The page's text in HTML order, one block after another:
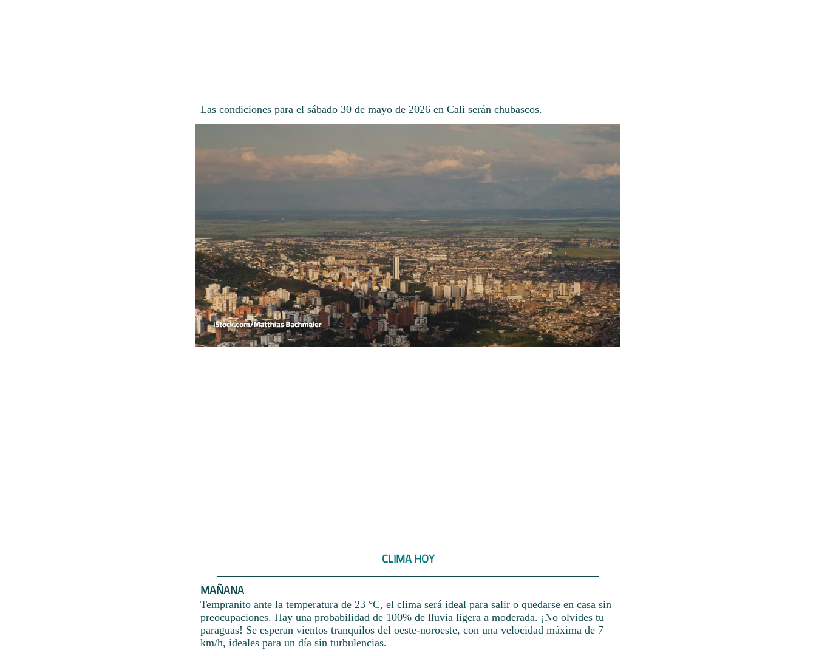
Las condiciones para el sábado 30 de mayo de 2026 en Cali serán chubascos.
CLIMA HOY
MAÑANA
Tempranito ante la temperatura de 23 °C, el clima será ideal para salir o quedarse en casa sin
preocupaciones. Hay una probabilidad de 100% de lluvia ligera a moderada. ¡No olvides tu
paraguas! Se esperan vientos tranquilos del oeste-noroeste, con una velocidad máxima de 7
km/h, ideales para un día sin turbulencias.